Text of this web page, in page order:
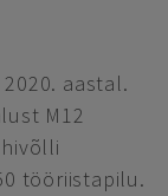
aastal.
M12
tööriistapilu.